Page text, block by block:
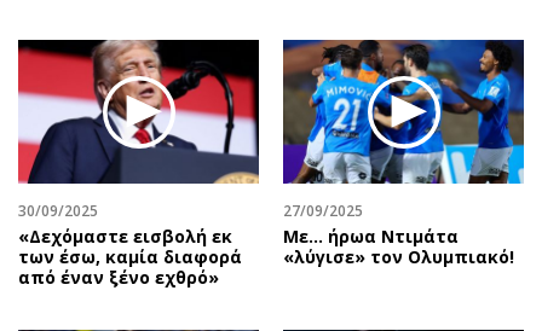
30/09/2025
«Δεχόμαστε εισβολή εκ
των έσω, καμία διαφορά
από έναν ξένο εχθρό»
27/09/2025
Με… ήρωα Ντιμάτα
«λύγισε» τον Ολυμπιακό!